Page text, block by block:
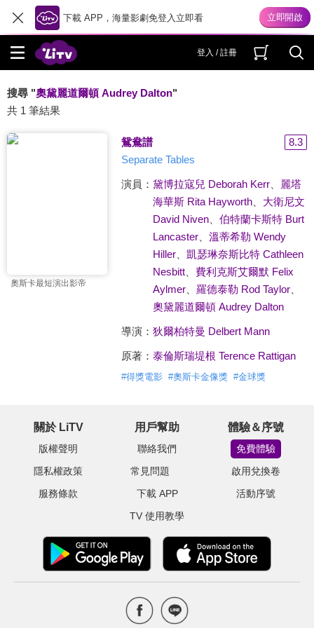
下載 APP，海量影劇免登入立即看
登入 / 註冊
搜尋 "奧黛麗道爾頓 Audrey Dalton"
共 1 筆結果
奧斯卡最短演出影帝
鴛鴦譜
8.3
Separate Tables
演員： 黛博拉寇兒 Deborah Kerr、 麗塔
海華斯 Rita Hayworth、 大衛尼文
David Niven、 伯特蘭卡斯特 Burt
Lancaster、 溫蒂希勒 Wendy
Hiller、 凱瑟琳奈斯比特 Cathleen
Nesbitt、 費利克斯艾爾默 Felix
Aylmer、 羅德泰勒 Rod Taylor、
奧黛麗道爾頓 Audrey Dalton
導演： 狄爾柏特曼 Delbert Mann
原著： 泰倫斯瑞堤根 Terence Rattigan
#得獎電影 #奧斯卡金像獎 #金球獎
關於 LiTV
版權聲明
隱私權政策
服務條款
用戶幫助
聯絡我們
常見問題
下載 APP
TV 使用教學
體驗＆序號
免費體驗
啟用兌換卷
活動序號